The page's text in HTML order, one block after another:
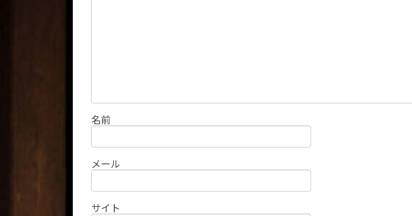
名前
メール
サイト